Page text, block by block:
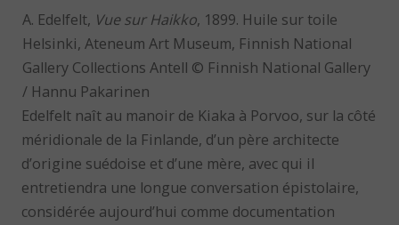
A. Edelfelt, Vue sur Haikko, 1899. Huile sur toile
Helsinki, Ateneum Art Museum, Finnish National
Gallery Collections Antell © Finnish National Gallery
/ Hannu Pakarinen
Edelfelt naît au manoir de Kiaka à Porvoo, sur la côté
méridionale de la Finlande, d’un père architecte
d’origine suédoise et d’une mère, avec qui il
entretiendra une longue conversation épistolaire,
considérée aujourd’hui comme documentation